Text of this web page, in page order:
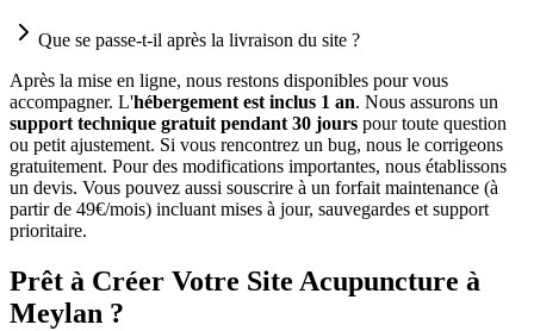
Que se passe-t-il après la livraison du site ?
Après la mise en ligne, nous restons disponibles pour vous
accompagner. L'hébergement est inclus 1 an. Nous assurons un
support technique gratuit pendant 30 jours pour toute question
ou petit ajustement. Si vous rencontrez un bug, nous le corrigeons
gratuitement. Pour des modifications importantes, nous établissons
un devis. Vous pouvez aussi souscrire à un forfait maintenance (à
partir de 49€/mois) incluant mises à jour, sauvegardes et support
prioritaire.
Prêt à Créer Votre Site Acupuncture à
Meylan ?